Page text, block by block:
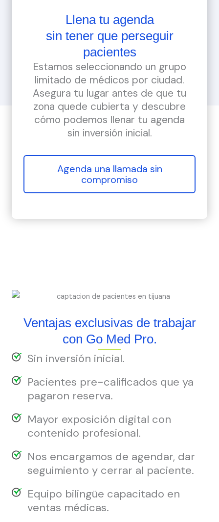
Llena tu agenda
sin tener que perseguir
pacientes
Estamos seleccionando un grupo
limitado de médicos por ciudad.
Asegura tu lugar antes de que tu
zona quede cubierta y descubre
cómo podemos llenar tu agenda
sin inversión inicial.
Agenda una llamada sin
compromiso
Ventajas exclusivas de trabajar
con Go Med Pro.
Sin inversión inicial.
Pacientes pre-calificados que ya
pagaron reserva.
Mayor exposición digital con
contenido profesional.
Nos encargamos de agendar, dar
seguimiento y cerrar al paciente.
Equipo bilingüe capacitado en
ventas médicas.